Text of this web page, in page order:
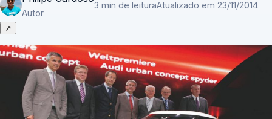
Autor
3 min de leituraAtualizado em 23/11/2014
↗